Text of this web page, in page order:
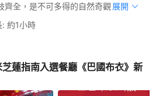
齊全，是不可多得的自然奇觀。展開
: 約1小時
蓮指南入選餐廳《巴國布衣》新